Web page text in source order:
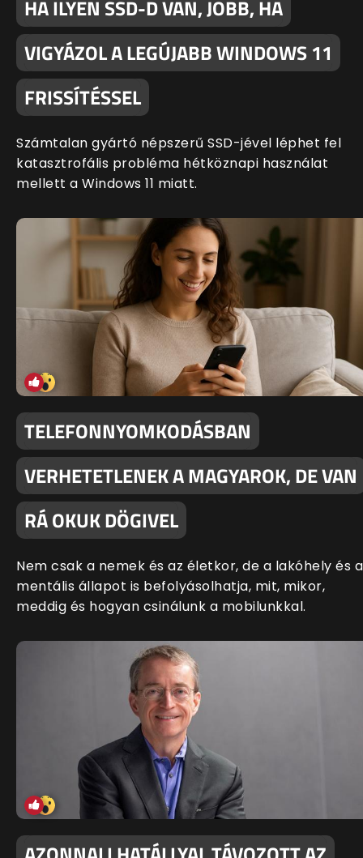
HA ILYEN SSD-D VAN, JOBB, HA
VIGYÁZOL A LEGÚJABB WINDOWS 11
FRISSÍTÉSSEL
Számtalan gyártó népszerű SSD-jével léphet fel
katasztrofális probléma hétköznapi használat
mellett a Windows 11 miatt.
TELEFONNYOMKODÁSBAN
VERHETETLENEK A MAGYAROK, DE VAN
RÁ OKUK DÖGIVEL
Nem csak a nemek és az életkor, de a lakóhely és a
mentális állapot is befolyásolhatja, mit, mikor,
meddig és hogyan csinálunk a mobilunkkal.